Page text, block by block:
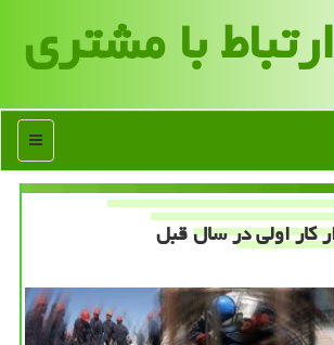
ارتباط با مشتری
منو